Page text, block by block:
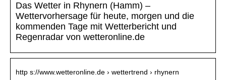
Das Wetter in Rhynern (Hamm) –
Wettervorhersage für heute, morgen und die
kommenden Tage mit Wetterbericht und
Regenradar von wetteronline.de
http s://www.wetteronline.de › wettertrend › rhynern